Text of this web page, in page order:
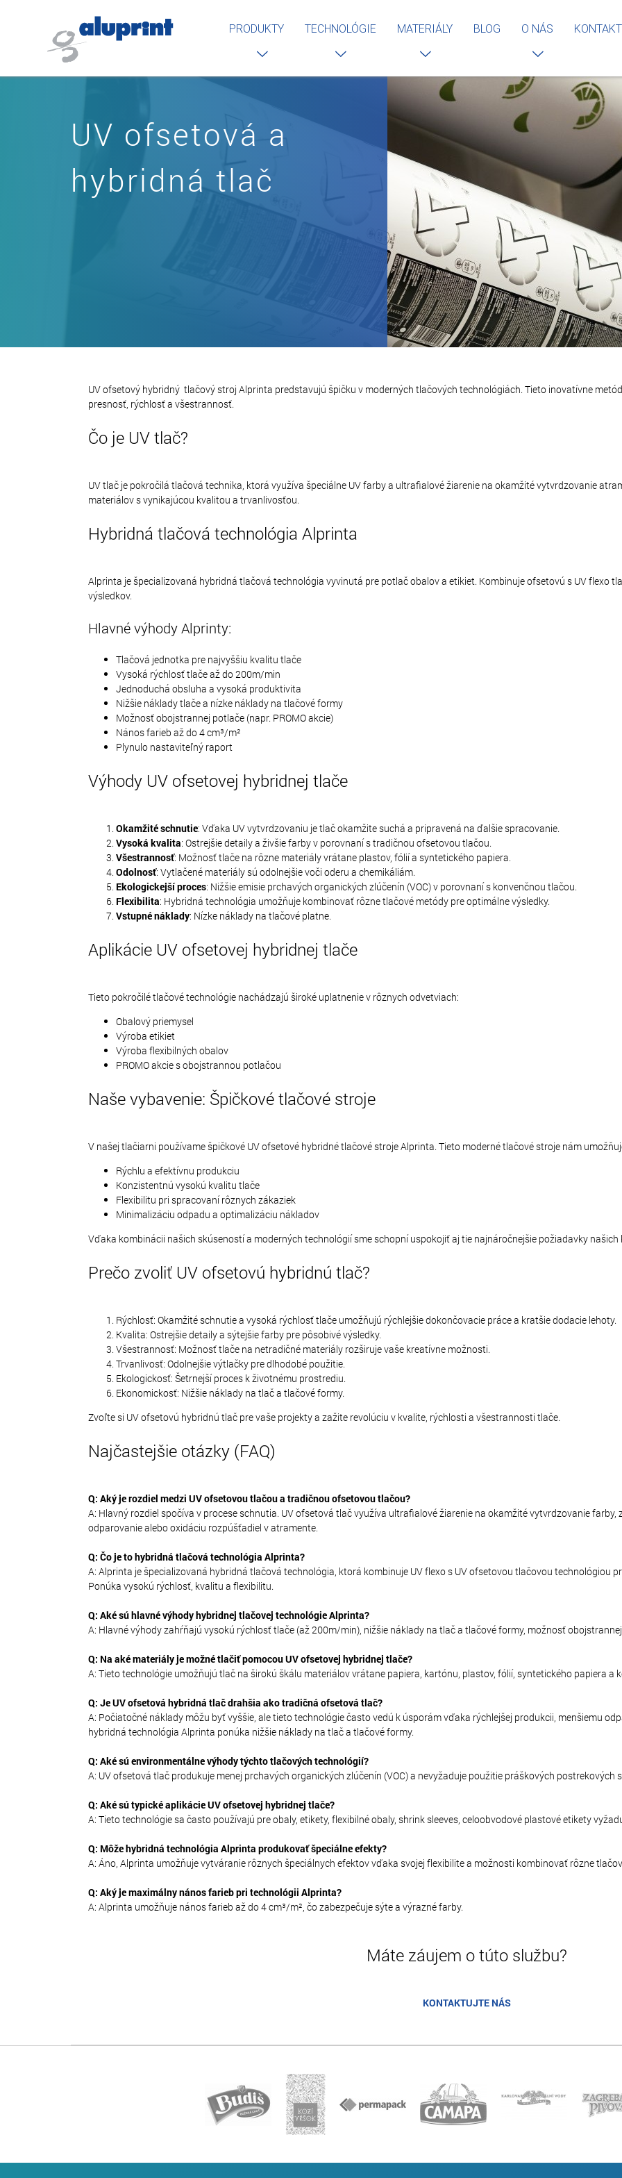
PRODUKTY TECHNOLÓGIE MATERIÁLY BLOG O NÁS KONTAKT
UV ofsetová a
hybridná tlač
UV ofsetový hybridný tlačový stroj Alprinta predstavujú špičku v moderných tlačových technológiách. Tieto inovatívne
presnosť, rýchlosť a všestrannosť.
Čo je UV tlač?
UV tlač je pokročilá tlačová technika, ktorá využíva špeciálne UV farby a ultrafialové žiarenie na okamžité vytvrdzovanie
materiálov s vynikajúcou kvalitou a trvanlivosťou.
Hybridná tlačová technológia Alprinta
Alprinta je špecializovaná hybridná tlačová technológia vyvinutá pre potlač obalov a etikiet. Kombinuje ofsetovú s UV flexo
výsledkov.
Hlavné výhody Alprinty:
Tlačová jednotka pre najvyššiu kvalitu tlače
Vysoká rýchlosť tlače až do 200m/min
Jednoduchá obsluha a vysoká produktivita
Nižšie náklady tlače a nízke náklady na tlačové formy
Možnosť obojstrannej potlače (napr. PROMO akcie)
Nános farieb až do 4 cm³/m²
Plynulo nastaviteľný raport
Výhody UV ofsetovej hybridnej tlače
Okamžité schnutie: Vďaka UV vytvrdzovaniu je tlač okamžite suchá a pripravená na ďalšie spracovanie.
Vysoká kvalita: Ostrejšie detaily a živšie farby v porovnaní s tradičnou ofsetovou tlačou.
Všestrannosť: Možnosť tlače na rôzne materiály vrátane plastov, fólií a syntetického papiera.
Odolnosť: Vytlačené materiály sú odolnejšie voči oderu a chemikáliám.
Ekologickejší proces: Nižšie emisie prchavých organických zlúčenín (VOC) v porovnaní s konvenčnou tlačou.
Flexibilita: Hybridná technológia umožňuje kombinovať rôzne tlačové metódy pre optimálne výsledky.
Vstupné náklady: Nízke náklady na tlačové platne.
Aplikácie UV ofsetovej hybridnej tlače
Tieto pokročilé tlačové technológie nachádzajú široké uplatnenie v rôznych odvetviach:
Obalový priemysel
Výroba etikiet
Výroba flexibilných obalov
PROMO akcie s obojstrannou potlačou
Naše vybavenie: Špičkové tlačové stroje
V našej tlačiarni používame špičkové UV ofsetové hybridné tlačové stroje Alprinta. Tieto moderné tlačové stroje nám
Rýchlu a efektívnu produkciu
Konzistentnú vysokú kvalitu tlače
Flexibilitu pri spracovaní rôznych zákaziek
Minimalizáciu odpadu a optimalizáciu nákladov
Vďaka kombinácii našich skúseností a moderných technológií sme schopní uspokojiť aj tie najnáročnejšie požiadavky našich
Prečo zvoliť UV ofsetovú hybridnú tlač?
Rýchlosť: Okamžité schnutie a vysoká rýchlosť tlače umožňujú rýchlejšie dokončovacie práce a kratšie dodacie lehoty.
Kvalita: Ostrejšie detaily a sýtejšie farby pre pôsobivé výsledky.
Všestrannosť: Možnosť tlače na netradičné materiály rozširuje vaše kreatívne možnosti.
Trvanlivosť: Odolnejšie výtlačky pre dlhodobé použitie.
Ekologickosť: Šetrnejší proces k životnému prostrediu.
Ekonomickosť: Nižšie náklady na tlač a tlačové formy.
Zvoľte si UV ofsetovú hybridnú tlač pre vaše projekty a zažite revolúciu v kvalite, rýchlosti a všestrannosti tlače.
Najčastejšie otázky (FAQ)
Q: Aký je rozdiel medzi UV ofsetovou tlačou a tradičnou ofsetovou tlačou?
A: Hlavný rozdiel spočíva v procese schnutia. UV ofsetová tlač využíva ultrafialové žiarenie na okamžité vytvrdzovanie
odparovanie alebo oxidáciu rozpúšťadiel v atramente.
Q: Čo je to hybridná tlačová technológia Alprinta?
A: Alprinta je špecializovaná hybridná tlačová technológia, ktorá kombinuje UV flexo s UV ofsetovou tlačovou technológiou
Ponúka vysokú rýchlosť, kvalitu a flexibilitu.
Q: Aké sú hlavné výhody hybridnej tlačovej technológie Alprinta?
A: Hlavné výhody zahŕňajú vysokú rýchlosť tlače (až 200m/min), nižšie náklady na tlač a tlačové formy, možnosť
Q: Na aké materiály je možné tlačiť pomocou UV ofsetovej hybridnej tlače?
A: Tieto technológie umožňujú tlač na širokú škálu materiálov vrátane papiera, kartónu, plastov, fólií, syntetického papiera a
Q: Je UV ofsetová hybridná tlač drahšia ako tradičná ofsetová tlač?
A: Počiatočné náklady môžu byť vyššie, ale tieto technológie často vedú k úsporám vďaka rýchlejšej produkcii, menšiemu
hybridná technológia Alprinta ponúka nižšie náklady na tlač a tlačové formy.
Q: Aké sú environmentálne výhody týchto tlačových technológií?
A: UV ofsetová tlač produkuje menej prchavých organických zlúčenín (VOC) a nevyžaduje použitie práškových postrekových
Q: Aké sú typické aplikácie UV ofsetovej hybridnej tlače?
A: Tieto technológie sa často používajú pre obaly, etikety, flexibilné obaly, shrink sleeves, celoobvodové plastové etikety
Q: Môže hybridná technológia Alprinta produkovať špeciálne efekty?
A: Áno, Alprinta umožňuje vytváranie rôznych špeciálnych efektov vďaka svojej flexibilite a možnosti kombinovať rôzne
Q: Aký je maximálny nános farieb pri technológii Alprinta?
A: Alprinta umožňuje nános farieb až do 4 cm³/m², čo zabezpečuje sýte a výrazné farby.
Máte záujem o túto službu?
KONTAKTUJTE NÁS